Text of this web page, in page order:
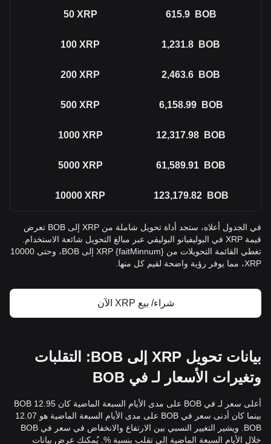
50 XRP 615.9 BOB
100 XRP 1,231.8 BOB
200 XRP 2,463.6 BOB
500 XRP 6,158.99 BOB
1000 XRP 12,317.98 BOB
5000 XRP 61,589.91 BOB
10000 XRP 123,179.82 BOB
في الجدول أعلاه، ستجد أداة تحويل شاملة من XRP إلى BOB تعرض
قيمة XRP في البوليفيانو البوليفي عبر مبالغ التحويل شائعة الاستخدام.
تغطي القائمة التحويلات من {faitMinnum} XRP إلى BOB، وحتى 10000
XRP، مما يوفر رؤية واضحة لقيم كل منها.
شراء/ بيع XRP الآن
بيانات تحويل XRP إلى BOB: التقلبات
وتغيرات الأسعار لـ في BOB
أعلى سعر لـ في BOB على مدى الأيام السبعة الماضية كان 12.95 BOB
بينما كان أدنى سعر في BOB على مدى الأيام السبعة الماضية هو 12.07
BOB. ويشير التغيير النسبي بين الارتفاع والانخفاض في سعر في BOB
خلال الأيام السبعة الماضية إلى تقلب بنسبة %. يُمكنك عرض بيانات